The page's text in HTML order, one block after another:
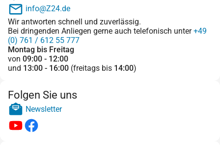
info@Z24.de
Wir antworten schnell und zuverlässig.
Bei dringenden Anliegen gerne auch telefonisch unter+49
(0) 761 / 612 55 777
Montag bis Freitag
von 09:00 - 12:00
und 13:00 - 16:00 (freitags bis 14:00)
Folgen Sie uns
Newsletter